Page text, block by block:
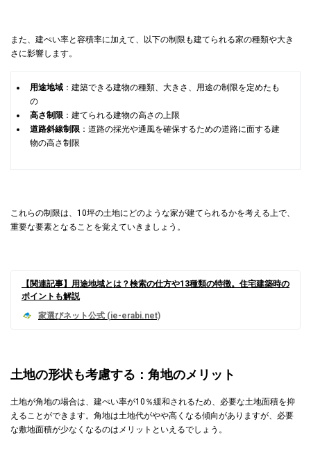
また、建ぺい率と容積率に加えて、以下の制限も建てられる家の種類や大き
さに影響します。
用途地域 ：建築できる建物の種類、大きさ、用途の制限を定めたも
の
高さ制限 ：建てられる建物の高さの上限
道路斜線制限 ：道路の採光や通風を確保するための道路に面する建
物の高さ制限
これらの制限は、10坪の土地にどのような家が建てられるかを考える上で、
重要な要素となることを覚えていきましょう。
【関連記事】用途地域とは？検索の仕方や13種類の特徴。住宅建築時の
ポイントも解説
土地の形状も考慮する：角地のメリット
土地が角地の場合は、建ぺい率が10％緩和されるため、必要な土地面積を抑
えることができます。角地は土地代がやや高くなる傾向がありますが、必要
な敷地面積が少なくなるのはメリットといえるでしょう。